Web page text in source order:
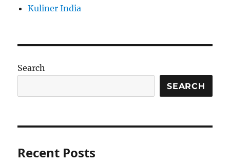
Kuliner India
Search
SEARCH
Recent Posts